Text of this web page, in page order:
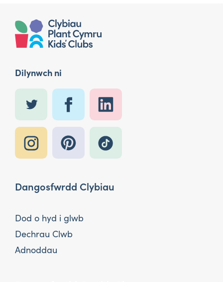
Dilynwch ni
Dangosfwrdd Clybiau
Dod o hyd i glwb
Dechrau Clwb
Adnoddau